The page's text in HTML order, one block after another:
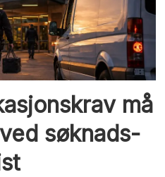
må
søknads-